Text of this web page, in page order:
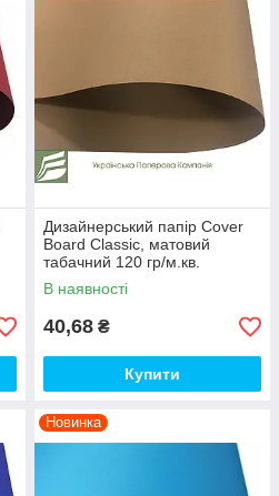
Дизайнерський папір Сover
Board Classic, матовий
табачний 120 гр/м.кв.
Артикул 2580/8280/120
В наявності
40,68 ₴
Купити
Новинка